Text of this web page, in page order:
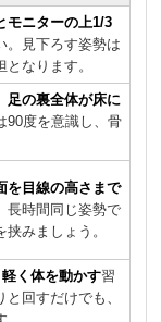
モニターの上1/3
。見下ろす姿勢は
なります。
足の裏全体が床に
90度を意識し、骨
を目線の高さまで
長時間同じ姿勢で
みましょう。
く体を動かす習
回すだけでも、